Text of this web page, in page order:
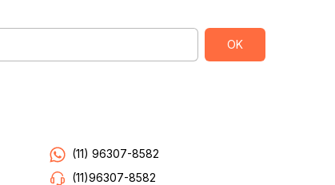
(11) 96307-8582
(11)96307-8582